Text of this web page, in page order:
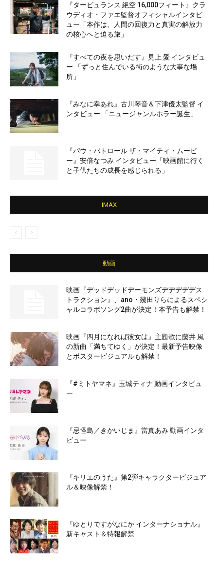
『タービュランス 絶空 16,000フィート』クラ
ウディオ・ファエ監督オフィシャルインタビ
ュー「本作は、人間の回復力と真実の解放力
の核心へと迫る旅」
『すべての夜を思いだす』見上 愛 インタビュ
ー 「ずっと住んでいる街のような大事な場
所」
『みなに幸あれ』古川琴音＆下津優太監督 イ
ンタビュー 「ニュージャンルホラー誕生」
『パウ・パトロール ザ・マイティ・ムービ
ー』安倍なつみ インタビュー「映画館に行く
と子供たちの成長を感じられる」
IMAX
動画
映画『デッドデッドデーモンズデデデデデス
トラクション』、ano・幾田りらによるスペシ
ャルコラボソング2曲が決定！本予告も解禁！
映画『四月になれば彼女は』主題歌に藤井 風
の新曲「満ちてゆく」が決定！最新予告映像
とポスタービジュアルも解禁！
『#ミトヤマネ』玉城ティナ 動画インタビュ
ー
『忌怪島／きかいじま』當真あみ 動画インタ
ビュー
『キリエのうた』第2弾キャラクタービジュア
ル＆映像解禁！
『ゆとりですがなにか インターナショナル』
新キャスト＆特報解禁